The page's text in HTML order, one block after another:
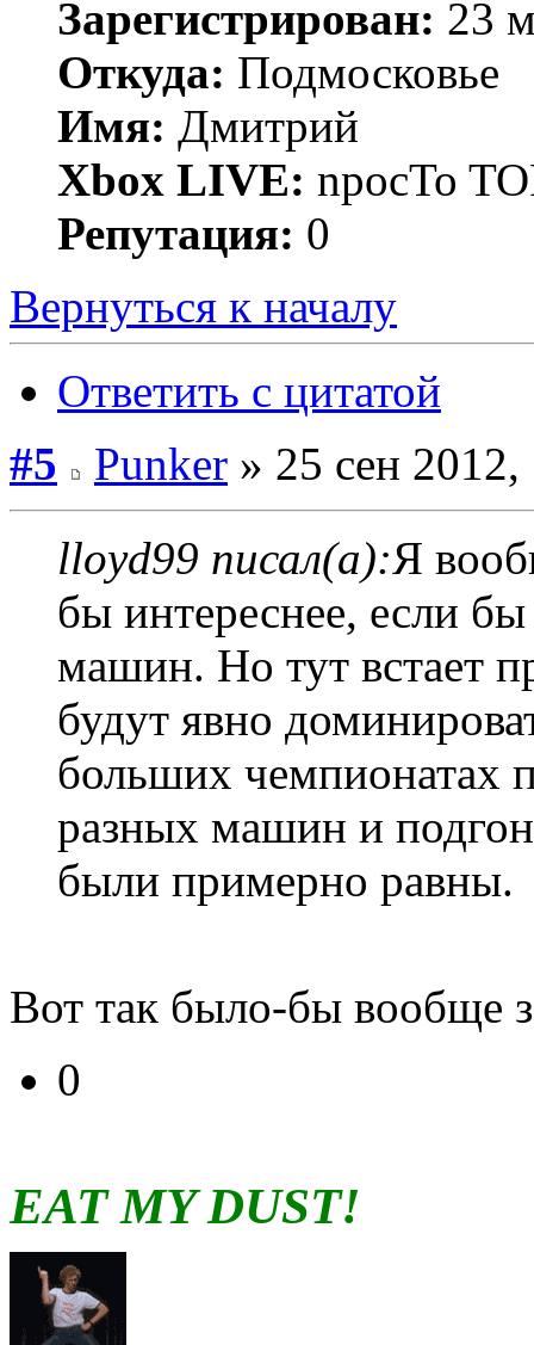
Зарегистрирован: 23
Откуда: Подмосковье
Имя: Дмитрий
Xbox LIVE: npocTo
Репутация: 0
Вернуться к началу
Ответить с цитатой
#5
Punker » 25 сен
lloyd99 писал(а):Я
бы интереснее, если
машин. Но тут встает
будут явно
больших чемпионатах
разных машин и
были примерно равны.
Вот так было-бы вообще
0
EAT MY DUST!